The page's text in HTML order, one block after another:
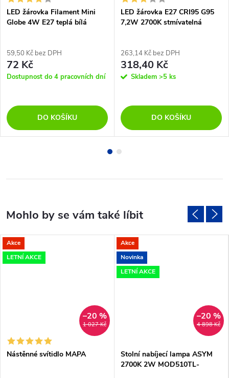
LED žárovka Filament Mini
Globe 4W E27 teplá bílá
59,50 Kč bez DPH
72 Kč
Dostupnost do 4 pracovních dní
DO KOŠÍKU
LED žárovka E27 CRI95 G95
7,2W 2700K stmívatelná
263,14 Kč bez DPH
318,40 Kč
Skladem >5 ks
DO KOŠÍKU
Akce
LETNÍ AKCE
1 027 Kč
–20 %
Nástěnné svítidlo MAPA
Akce
Novinka
LETNÍ AKCE
4 898 Kč
–20 %
Stolní nabíjecí lampa ASYM
2700K 2W MOD510TL-